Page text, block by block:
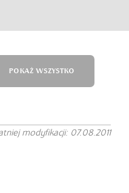
POKAŻ WSZYSTKO
modyfikacji: 07.08.2011